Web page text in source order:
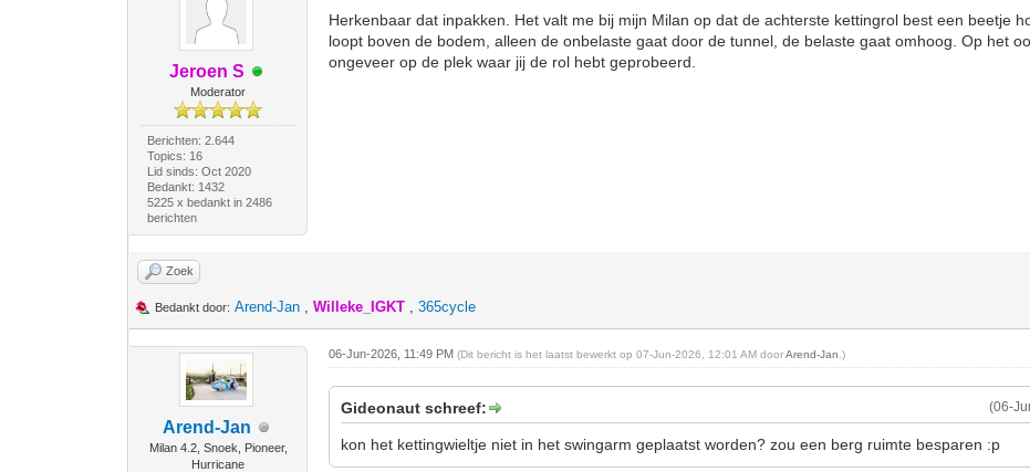
Jeroen S
Moderator
Berichten: 2.644
Topics: 16
Lid sinds: Oct 2020
Bedankt: 1432
5225 x bedankt in 2486
berichten
Herkenbaar dat inpakken. Het valt me bij mijn Milan op dat de achterste kettingrol best een beetje
loopt boven de bodem, alleen de onbelaste gaat door de tunnel, de belaste gaat omhoog. Op het
ongeveer op de plek waar jij de rol hebt geprobeerd.
Zoek
Bedankt door: Arend-Jan ,Willeke_IGKT ,365cycle
Arend-Jan
Milan 4.2, Snoek, Pioneer,
Hurricane
06-Jun-2026, 11:49 PM(Dit bericht is het laatst bewerkt op 07-Jun-2026, 12:01 AM doorArend-Jan .)
(06-
Gideonaut schreef:
kon het kettingwieltje niet in het swingarm geplaatst worden? zou een berg ruimte besparen :p